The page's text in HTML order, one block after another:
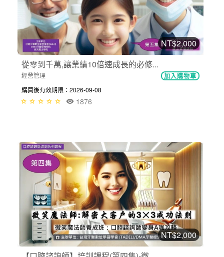
NT$2,000
從零到千萬,讓業績10倍速成長的必修...
經營管理 加入購物車
購買後有效期限：2026-09-08
1876
NT$2,000